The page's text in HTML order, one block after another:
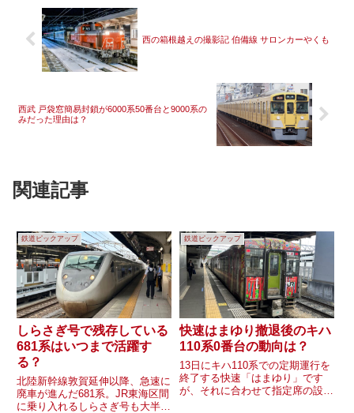
西の箱根越えの撮影記 伯備線 サロンカーやくも
西武 戸袋窓簡易封鎖が6000系50番台と9000系の
みだった理由は？
関連記事
鉄道ピックアップ
しらさぎ号で残存している
681系はいつまで活躍す
る？
北陸新幹線敦賀延伸以降、急速に
廃車が進んだ681系。JR東海区間
に乗り入れるしらさぎ号も大半が
鉄道ピックアップ
快速はまゆり撤退後のキハ
110系0番台の動向は？
13日にキハ110系での定期運行を
終了する快速「はまゆり」です
が、それに合わせて指定席の設定